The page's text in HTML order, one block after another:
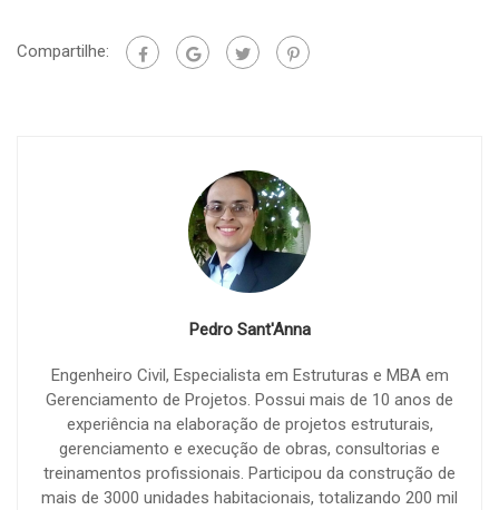
Compartilhe:
Pedro Sant'Anna
Engenheiro Civil, Especialista em Estruturas e MBA em
Gerenciamento de Projetos. Possui mais de 10 anos de
experiência na elaboração de projetos estruturais,
gerenciamento e execução de obras, consultorias e
treinamentos profissionais. Participou da construção de
mais de 3000 unidades habitacionais, totalizando 200 mil